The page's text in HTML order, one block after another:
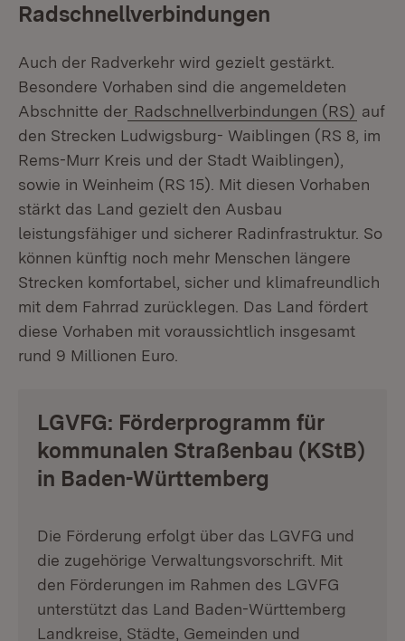
Radschnellverbindungen
Auch der Radverkehr wird gezielt gestärkt.
Besondere Vorhaben sind die angemeldeten
Abschnitte der Radschnellverbindungen (RS) auf
den Strecken Ludwigsburg- Waiblingen (RS 8, im
Rems-Murr Kreis und der Stadt Waiblingen),
sowie in Weinheim (RS 15). Mit diesen Vorhaben
stärkt das Land gezielt den Ausbau
leistungsfähiger und sicherer Radinfrastruktur. So
können künftig noch mehr Menschen längere
Strecken komfortabel, sicher und klimafreundlich
mit dem Fahrrad zurücklegen. Das Land fördert
diese Vorhaben mit voraussichtlich insgesamt
rund 9 Millionen Euro.
LGVFG: Förderprogramm für
kommunalen Straßenbau (KStB)
in Baden-Württemberg
Die Förderung erfolgt über das LGVFG und
die zugehörige Verwaltungsvorschrift. Mit
den Förderungen im Rahmen des LGVFG
unterstützt das Land Baden-Württemberg
Landkreise, Städte, Gemeinden und